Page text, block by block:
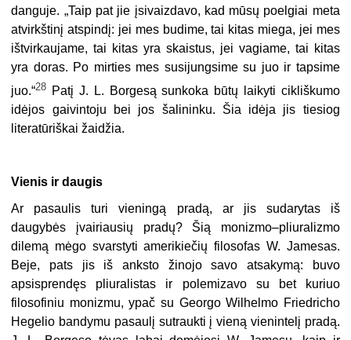
danguje. „Taip pat jie įsivaizdavo, kad mūsų poelgiai meta
atvirkštinį atspindį: jei mes budime, tai kitas miega, jei mes
ištvirkaujame, tai kitas yra skaistus, jei vagiame, tai kitas
yra doras. Po mirties mes susijungsime su juo ir tapsime
juo.“28 Patį J. L. Borgesą sunkoka būtų laikyti cikliškumo
idėjos gaivintoju bei jos šalininku. Šia idėja jis tiesiog
literatūriškai žaidžia.
Vienis ir daugis
Ar pasaulis turi vieningą pradą, ar jis sudarytas iš
daugybės įvairiausių pradų? Šią monizmo–pliuralizmo
dilemą mėgo svarstyti amerikiečių filosofas W. Jamesas.
Beje, pats jis iš anksto žinojo savo atsakymą: buvo
apsisprendęs pliuralistas ir polemizavo su bet kuriuo
filosofiniu monizmu, ypač su Georgo Wilhelmo Friedricho
Hegelio bandymu pasaulį sutraukti į vieną vienintelį pradą.